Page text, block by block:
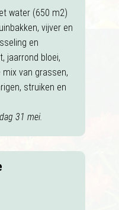
water (650 m2)
vijver en
en
jaarrond bloei,
van grassen,
struiken en
31 mei.